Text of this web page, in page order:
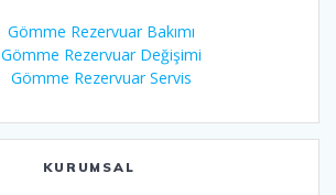
Gömme Rezervuar Bakımı
Gömme Rezervuar Değişimi
Gömme Rezervuar Servis
KURUMSAL